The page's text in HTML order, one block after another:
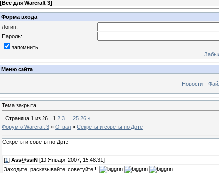
[Всё для Warcraft 3]
Форма входа
Логин:
Пароль:
запомнить
Меню сайта
Новости
Тема закрыта
Страница 1 из 26 1 2 3 25 26 »
Форум о Warcraft 3 » Отвал » Секреты и советы по Доте
Секреты и советы по Доте
[1 ] Ass@ssiN [10 Января 2007, 15:48:31]
Заходите, расказывайте, советуйте!!!